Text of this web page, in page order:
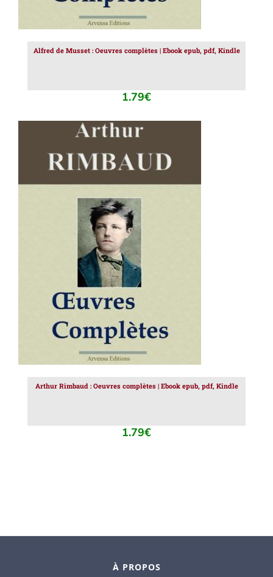
Alfred de Musset : Oeuvres complètes | Ebook epub, pdf, Kindle
1.79€
AJOUTER AU PANIER
Arthur Rimbaud : Oeuvres complètes | Ebook epub, pdf, Kindle
1.79€
À PROPOS